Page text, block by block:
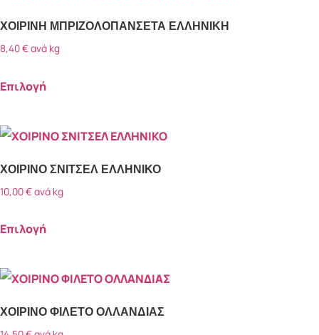
ΧΟΙΡΙΝΗ ΜΠΡΙΖΟΛΟΠΑΝΣΕΤΑ ΕΛΛΗΝΙΚΗ
8,40€ ανά kg
Επιλογή
ΧΟΙΡΙΝΟ ΣΝΙΤΣΕΛ ΕΛΛΗΝΙΚΟ
10,00€ ανά kg
Επιλογή
ΧΟΙΡΙΝΟ ΦΙΛΕΤΟ ΟΛΛΑΝΔΙΑΣ